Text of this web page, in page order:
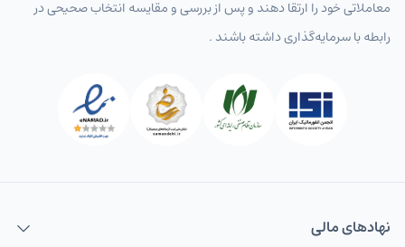
معاملاتی خود را ارتقا دهند و پس از بررسی و مقایسه انتخاب‌ صحیحی در
رابطه با سرمایه‌گذاری داشته باشند .
نهاد‌های مالی